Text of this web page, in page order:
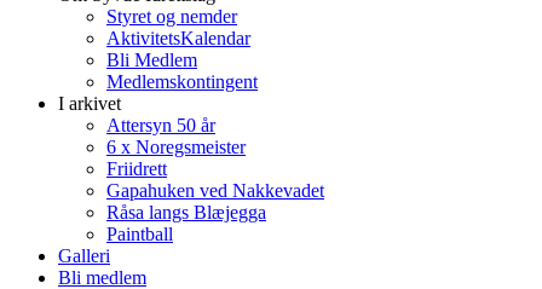
Styret og nemder
AktivitetsKalendar
Bli Medlem
Medlemskontingent
I arkivet
Attersyn 50 år
6 x Noregsmeister
Friidrett
Gapahuken ved Nakkevadet
Råsa langs Blæjegga
Paintball
Galleri
Bli medlem